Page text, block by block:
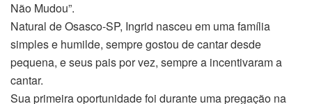
Não Mudou”.
Natural de Osasco-SP, Ingrid nasceu em uma família
simples e humilde, sempre gostou de cantar desde
pequena, e seus pais por vez, sempre a incentivaram a
cantar.
Sua primeira oportunidade foi durante uma pregação na